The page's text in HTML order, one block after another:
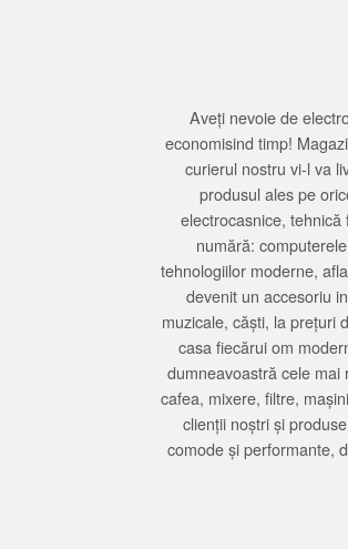
Aveți nevoie de
economisind timp!
curierul nostru vi-l va
produsul ales pe
electrocasnice,
numără:
tehnologiilor moderne,
devenit un accesoriu
muzicale, căști, la prețuri
casa fiecărui om
dumneavoastră cele mai
cafea, mixere, filtre,
clienții noștri și
comode și performante,